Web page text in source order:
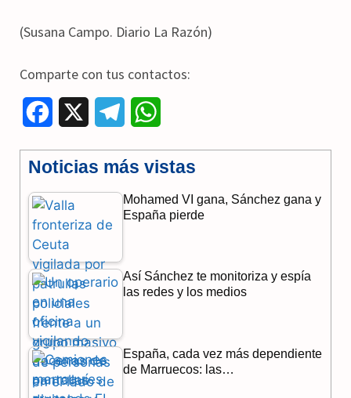
(Susana Campo. Diario La Razón)
Comparte con tus contactos:
c
e
b
o
o
k
l
e
a
a
t
p
Noticias más vistas
Mohamed VI gana, Sánchez gana y
España pierde
Así Sánchez te monitoriza y espía
las redes y los medios
España, cada vez más dependiente
de Marruecos: las…